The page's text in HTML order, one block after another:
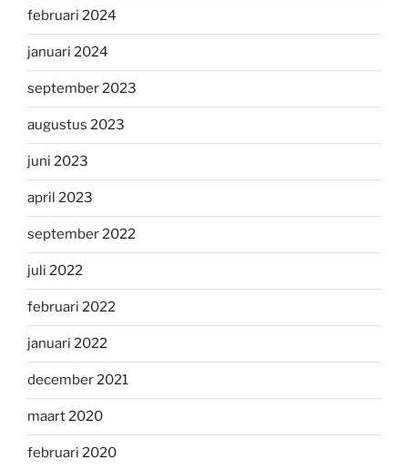
februari 2024
januari 2024
september 2023
augustus 2023
juni 2023
april 2023
september 2022
juli 2022
februari 2022
januari 2022
december 2021
maart 2020
februari 2020